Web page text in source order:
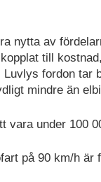
nytta av
till
fordon tar
mindre än
vara under 100
på 90 km/h